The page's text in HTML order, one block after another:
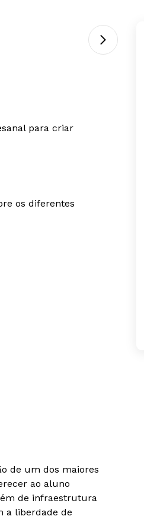
para criar
os diferentes
de um dos maiores
ao aluno
de infraestrutura
a liberdade de